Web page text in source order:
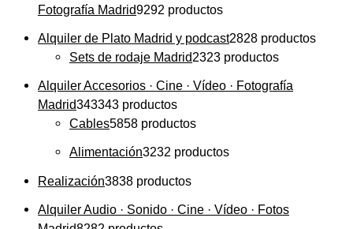
Fotografía Madrid9292 productos
Alquiler de Plato Madrid y podcast2828 productos
Sets de rodaje Madrid2323 productos
Alquiler Accesorios · Cine · Vídeo · Fotografía
Madrid343343 productos
Cables5858 productos
Alimentación3232 productos
Realización3838 productos
Alquiler Audio · Sonido · Cine · Vídeo · Fotos